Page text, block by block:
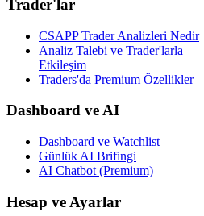
Trader'lar
CSAPP Trader Analizleri Nedir
Analiz Talebi ve Trader'larla
Etkileşim
Traders'da Premium Özellikler
Dashboard ve AI
Dashboard ve Watchlist
Günlük AI Brifingi
AI Chatbot (Premium)
Hesap ve Ayarlar